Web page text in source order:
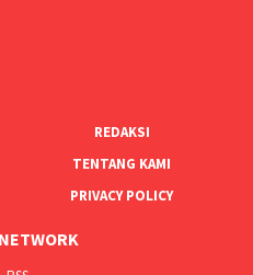
REDAKSI
TENTANG KAMI
PRIVACY POLICY